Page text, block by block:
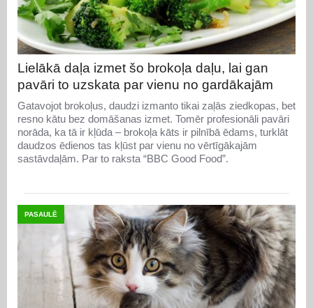
Lielākā daļa izmet šo brokoļa daļu, lai gan
pavāri to uzskata par vienu no gardākajām
Gatavojot brokoļus, daudzi izmanto tikai zaļās ziedkopas, bet
resno kātu bez domāšanas izmet. Tomēr profesionāli pavāri
norāda, ka tā ir kļūda – brokoļa kāts ir pilnībā ēdams, turklāt
daudzos ēdienos tas kļūst par vienu no vērtīgākajām
sastāvdaļām. Par to raksta “BBC Good Food”.
PASAULĒ